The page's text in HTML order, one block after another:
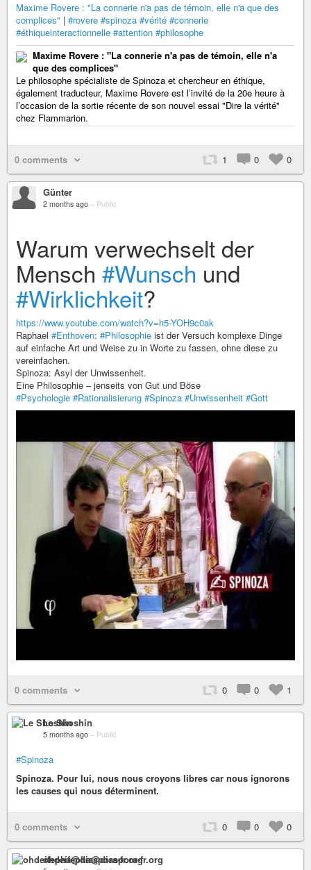
Maxime Rovere : "La connerie n'a pas de témoin, elle n'a que des
complices" | #rovere #spinoza #vérité #connerie
#éthiqueinteractionnelle #attention #philosophe
Maxime Rovere : "La connerie n'a pas de témoin, elle n'a
que des complices"
Le philosophe spécialiste de Spinoza et chercheur en éthique,
également traducteur, Maxime Rovere est l’invité de la 20e heure à
l’occasion de la sortie récente de son nouvel essai "Dire la vérité"
chez Flammarion.
0 comments 1 0 0
Günter
2 months ago – Public
Warum verwechselt der
Mensch #Wunsch und
#Wirklichkeit?
https://www.youtube.com/watch?v=h5-YOH9c0ak
Raphael #Enthoven: #Philosophie ist der Versuch komplexe Dinge
auf einfache Art und Weise zu in Worte zu fassen, ohne diese zu
vereinfachen.
Spinoza: Asyl der Unwissenheit.
Eine Philosophie – jenseits von Gut und Böse
#Psychologie #Rationalisierung #Spinoza #Unwissenheit #Gott
0 comments 0 0 1
Le Shoshin
5 months ago – Public
#Spinoza
Spinoza. Pour lui, nous nous croyons libres car nous ignorons
les causes qui nous déterminent.
0 comments 0 0 0
ohdeifepha@diaspora-fr.org